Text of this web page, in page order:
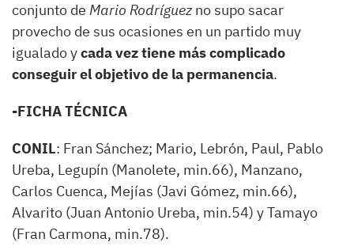
conjunto de Mario Rodríguez no supo sacar
provecho de sus ocasiones en un partido muy
igualado ycada vez tiene más complicado
conseguir el objetivo de la permanencia.
-FICHA TÉCNICA
CONIL: Fran Sánchez; Mario, Lebrón, Paul, Pablo
Ureba, Legupín (Manolete, min.66), Manzano,
Carlos Cuenca, Mejías (Javi Gómez, min.66),
Alvarito (Juan Antonio Ureba, min.54) y Tamayo
(Fran Carmona, min.78).